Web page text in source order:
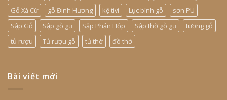
Gỗ Xà Cừ
gỗ Đinh Hương kệ tivi Lục bình gỗ
sơn PU
Sập Gỗ
Sập gỗ gụ Sập Phản Hộp Sập thờ gỗ gụ
tượng gỗ
tủ rượu
Tủ rượu gỗ tủ thờ đồ thờ
Bài viết mới